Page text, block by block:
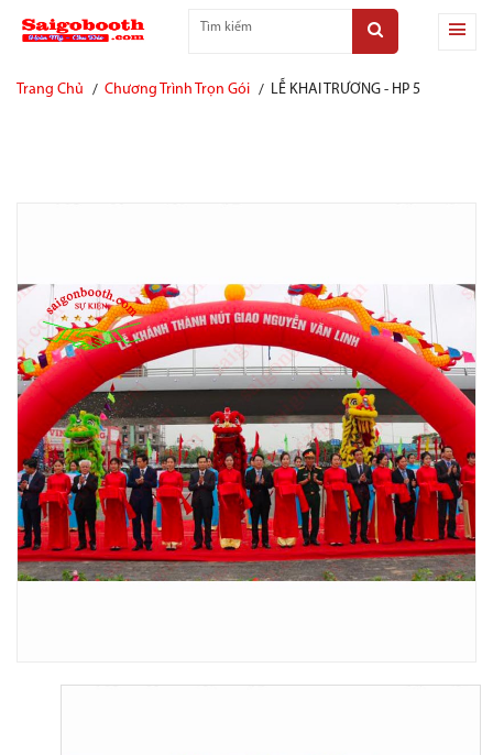
Trang Chủ Chương Trình Trọn Gói LỄ KHAI TRƯƠNG - HP 5